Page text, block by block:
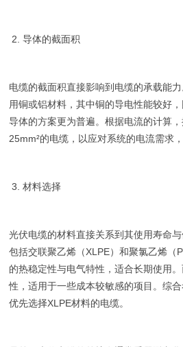
2. 导体的截面积
电缆的截面积直接影响到电缆的承载能
用铜或铝材料，其中铜的导电性能较好
导体的方案更为普遍。根据电流的计算
25mm²的电缆，以应对系统的电流需求
3. 材料选择
光伏电缆的材料直接关系到其使用寿命
包括交联聚乙烯（XLPE）和聚氯乙烯（
的热稳定性与电气特性，适合长期使用
性，适用于一些成本较敏感的项目。综
优先选择XLPE材料的电缆。